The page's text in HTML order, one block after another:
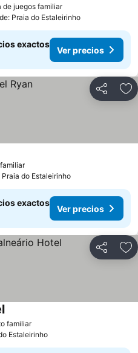
de juegos familiar
Praia do Estaleirinho
exactos
Ver precios
Compartir
Praia do Estaleirinho
exactos
Ver precios
Compartir
familiar
Estaleirinho